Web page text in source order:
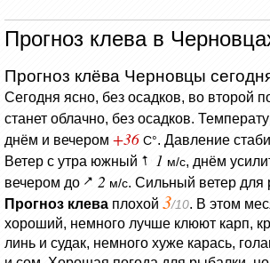
Прогноз клева в
Прогноз клёва Черновцы
Сегодня ясно, без осадков, во второй
станет облачно, без осадков.
днём и вечером +36 C°. Давление
Ветер с утра южный 1 м/с, днём
вечером до
2 м/с. Сильный ветер для
Прогноз клева плохой 3/10. В этом
хороший, немного лучше клюют карп,
линь и судак, немного хуже карась,